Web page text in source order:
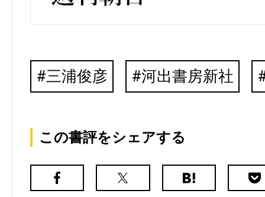
三浦俊彦 河出書房新社
この書評をシェアする
Facebook
X（旧
は